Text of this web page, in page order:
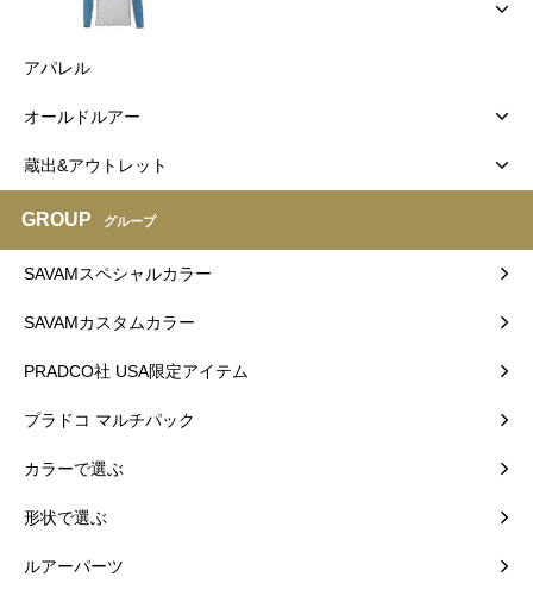
アパレル
オールドルアー
蔵出&アウトレット
GROUP グループ
SAVAMスペシャルカラー
SAVAMカスタムカラー
PRADCO社 USA限定アイテム
プラドコ マルチパック
カラーで選ぶ
形状で選ぶ
ルアーパーツ